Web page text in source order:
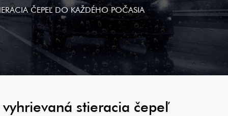
ČEPEĽ DO KAŽDÉHO POČASIA
stieracia čepeľ